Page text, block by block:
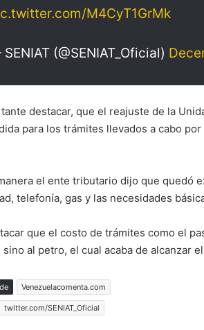
M4CyT1GrMk
(@SENIAT_Oficial)
destacar, que el reajuste de la
para los trámites llevados a cabo
el ente tributario dijo que quedó
telefonía, gas y las necesidades
que el costo de trámites como el
al petro, el cual acaba de alcanzar
Venezuelacomenta.com
twitter.com/SENIAT_Oficial